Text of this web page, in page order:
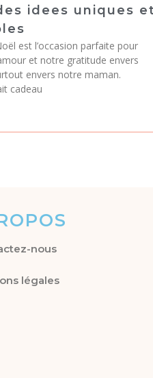
idees uniques
est l’occasion parfaite pour
et notre gratitude envers
envers notre maman.
cadeau
nous
légales